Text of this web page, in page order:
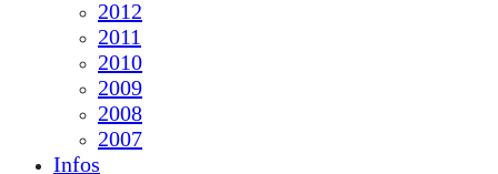
2012
2011
2010
2009
2008
2007
Infos